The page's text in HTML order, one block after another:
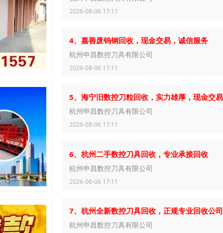
2026-08-06 17:11
4、嘉善废钨钢回收，现金交易，诚信服务
杭州申昌数控刀具有限公司
2026-08-06 17:11
5、海宁旧数控刀粒回收，实力雄厚，现金交易
杭州申昌数控刀具有限公司
2026-08-06 17:11
6、杭州二手数控刀具回收，专业承接回收
杭州申昌数控刀具有限公司
2026-08-06 17:11
7、杭州全新数控刀具回收，正规专业回收公司
杭州申昌数控刀具有限公司